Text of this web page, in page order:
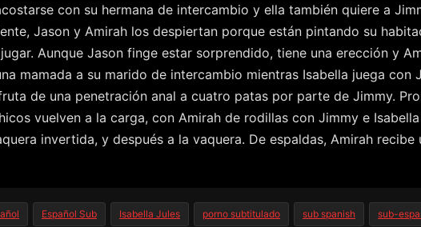
con su hermana de intercambio y ella también quiere a
Jason y Amirah los despiertan porque están pintando su
Aunque Jason finge estar sorprendido, tiene una erección y
mamada a su marido de intercambio mientras Isabella juega
de una penetración anal a cuatro patas por parte de Jimmy.
vuelven a la carga, con Amirah de rodillas con Jimmy e
invertida, y después a la vaquera. De espaldas, Amirah
Español Sub Isabella Jules porno subtitulado sub spanish sub-